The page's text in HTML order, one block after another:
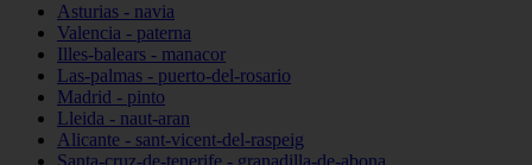
Asturias - navia
Valencia - paterna
Illes-balears - manacor
Las-palmas - puerto-del-rosario
Madrid - pinto
Lleida - naut-aran
Alicante - sant-vicent-del-raspeig
Santa-cruz-de-tenerife - granadilla-de-abona